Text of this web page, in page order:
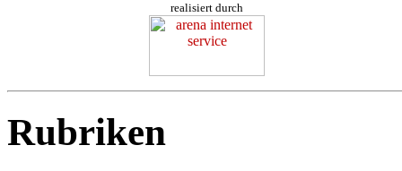
realisiert durch
Rubriken